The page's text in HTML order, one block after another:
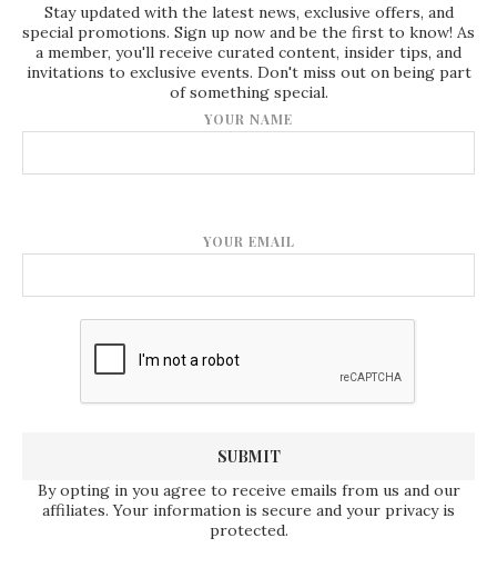
Stay updated with the latest news, exclusive offers, and
special promotions. Sign up now and be the first to know! As
a member, you'll receive curated content, insider tips, and
invitations to exclusive events. Don't miss out on being part
of something special.
YOUR NAME
YOUR EMAIL
By opting in you agree to receive emails from us and our
affiliates. Your information is secure and your privacy is
protected.